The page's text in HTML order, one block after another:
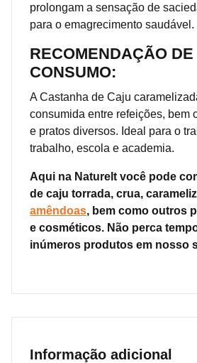
prolongam a sensação de
para o emagrecimento saudável.
RECOMENDAÇÃO DE
CONSUMO:
A Castanha de Caju
consumida entre refeições, bem
e pratos diversos. Ideal para o
trabalho, escola e academia.
Aqui na Naturelt você pode
de caju torrada, crua,
amêndoas, bem como outros
e cosméticos. Não perca
inúmeros produtos em nosso
Informação adicional